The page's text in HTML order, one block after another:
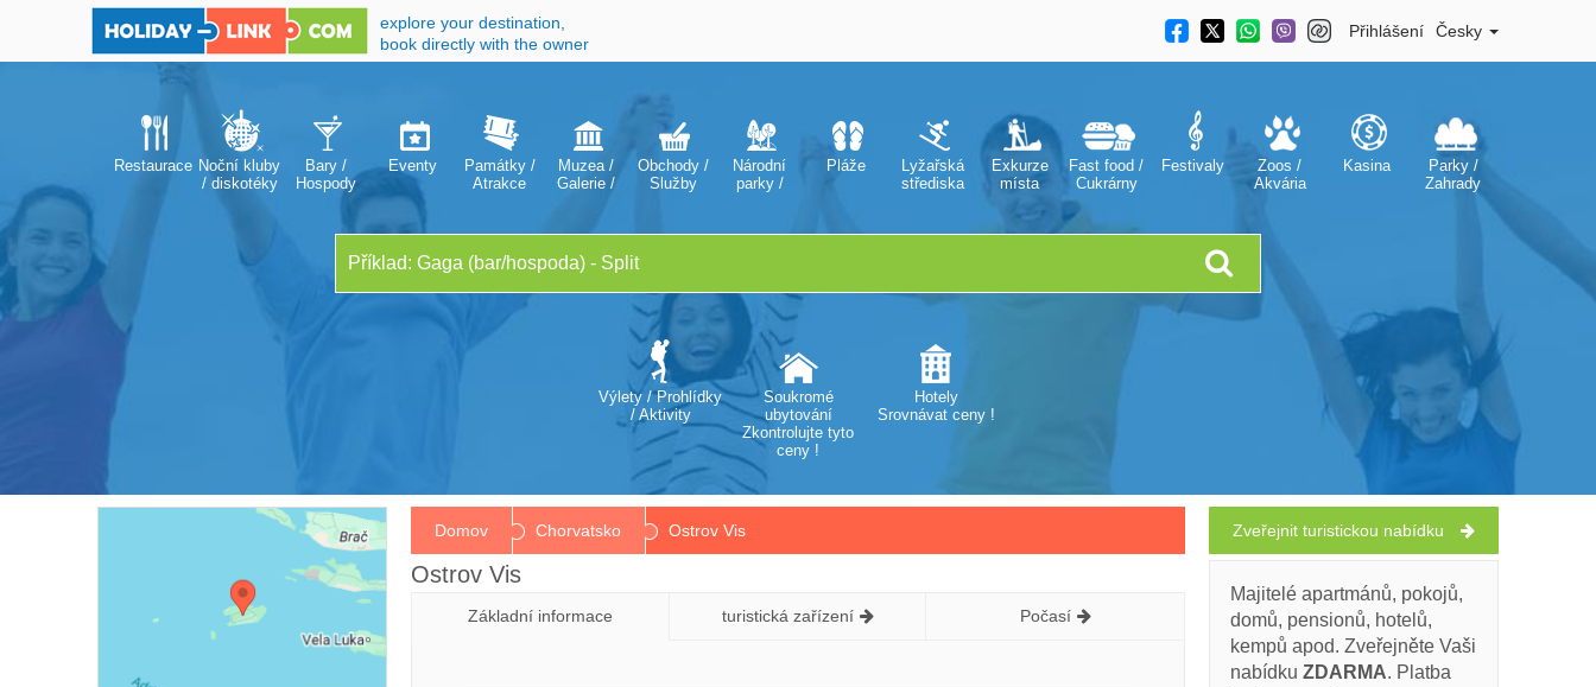
explore your destination,
book directly with the owner
Přihlášení Česky
Restaurace Noční kluby
/ diskotéky
Bary /
Hospody
Eventy
Památky /
Atrakce
Muzea /
Galerie /
Obchody /
Služby
Národní
parky /
Pláže
Lyžařská
střediska
Exkurze
místa
Fast food /
Cukrárny
Festivaly
Zoos /
Akvária
Kasina
Parky /
Zahrady
Výlety / Prohlídky
/ Aktivity
Soukromé
ubytování
Zkontrolujte tyto
ceny !
Hotely
Srovnávat ceny !
Domov Chorvatsko Ostrov Vis
Ostrov Vis
Základní informace turistická zařízení Počasí
Zveřejnit turistickou nabídku
Majitelé apartmánů, pokojů,
domů, pensionů, hotelů,
kempů apod. Zveřejněte Vaši
nabídku ZDARMA. Platba